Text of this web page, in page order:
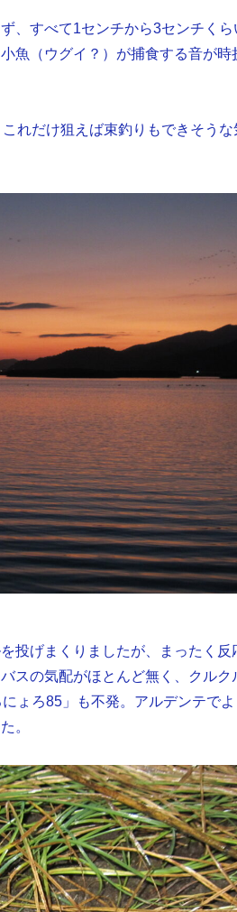
、すべて1センチから3センチくら
魚（ウグイ？）が捕食する音が時
れだけ狙えば束釣りもできそうな
投げまくりましたが、まったく反
スの気配がほとんど無く、クルク
ょろ85」も不発。アルデンテでよ
。